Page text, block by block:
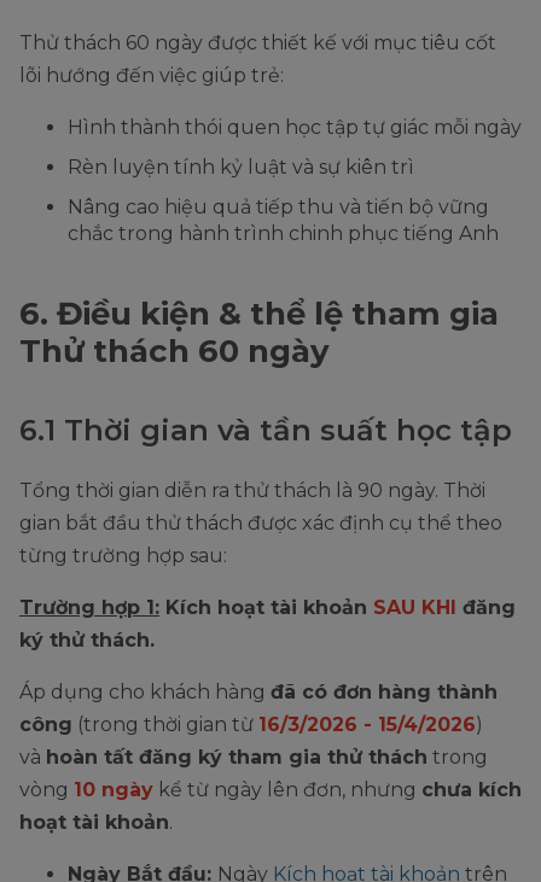
Thử thách 60 ngày được thiết kế với mục tiêu cốt
lõi hướng đến việc giúp trẻ:
Hình thành thói quen học tập tự giác mỗi ngày
Rèn luyện tính kỷ luật và sự kiên trì
Nâng cao hiệu quả tiếp thu và tiến bộ vững
chắc trong hành trình chinh phục tiếng Anh
6. Điều kiện & thể lệ tham gia
Thử thách 60 ngày
6.1 Thời gian và tần suất học tập
Tổng thời gian diễn ra thử thách là 90 ngày. Thời
gian bắt đầu thử thách được xác định cụ thể theo
từng trường hợp sau:
Trường hợp 1: Kích hoạt tài khoản SAU KHI
đăng
ký thử thách.
Áp dụng cho khách hàng đã có đơn hàng thành
công (trong thời gian từ 16/3/2026 - 15/4/2026)
và hoàn tất đăng ký tham gia thử thách trong
vòng 10 ngày kể từ ngày lên đơn, nhưng chưa kích
hoạt tài khoản.
Ngày Bắt đầu: Ngày Kích hoạt tài khoản trên